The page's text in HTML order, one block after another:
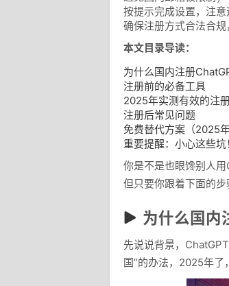
按提示完成设置，注
确保注册方式合法合规
本文目录导读：
为什么国内注册
注册前的必备工具
2025年实测有效的注
注册后常见问题
免费替代方案（2025年
重要提醒：小心这些坑
你是不是也眼馋别人
但只要你跟着下面的步
为什么国内
先说说背景，
国”的办法，2025年了